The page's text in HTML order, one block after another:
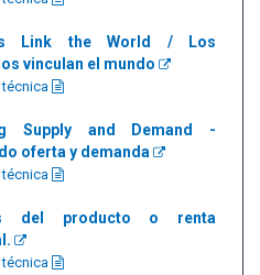
Link the World / Los
vinculan el mundo
técnica
Supply and Demand -
oferta y demanda
técnica
del producto o renta
técnica